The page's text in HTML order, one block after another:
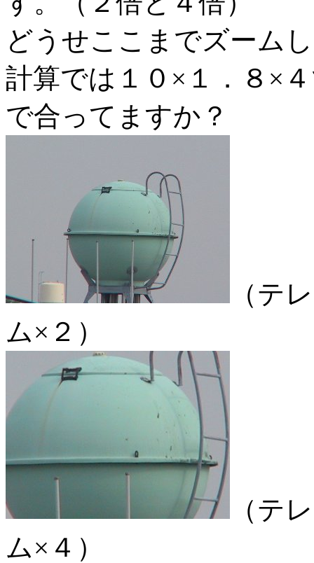
どうせここまでズーム
計算では１０×１．８×
で合ってますか？
（テ
ム×２）
（テ
ム×４）